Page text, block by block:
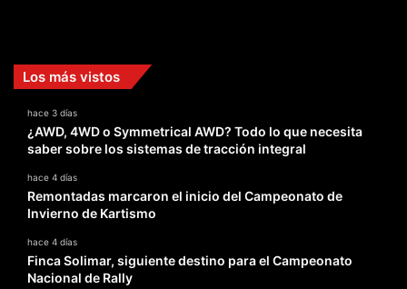
Los más vistos
hace 3 días
¿AWD, 4WD o Symmetrical AWD? Todo lo que necesita
saber sobre los sistemas de tracción integral
hace 4 días
Remontadas marcaron el inicio del Campeonato de
Invierno de Kartismo
hace 4 días
Finca Solimar, siguiente destino para el Campeonato
Nacional de Rally